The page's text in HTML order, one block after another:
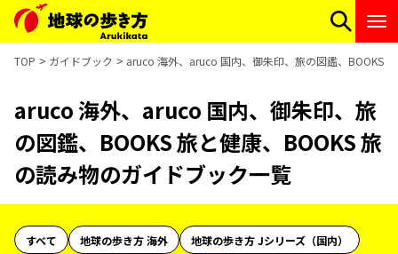
TOP ガイドブック aruco 海外、aruco 国内、御朱印、旅の図鑑、BOOKS
aruco 海外、aruco 国内、御朱印、旅
の図鑑、BOOKS 旅と健康、BOOKS 旅
の読み物のガイドブック一覧
すべて 地球の歩き方 海外
地球の歩き方 Jシリーズ（国内）